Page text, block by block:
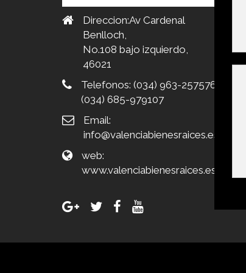
Direccion:Av Cardenal
Benlloch,
No.108 bajo izquierdo,
46021
Telefonos: (034) 963-257576
(034) 685-979107
Email:
info@valenciabienesraices.es
web:
www.valenciabienesraices.es